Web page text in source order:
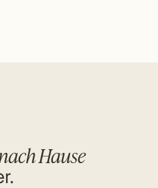
Hause